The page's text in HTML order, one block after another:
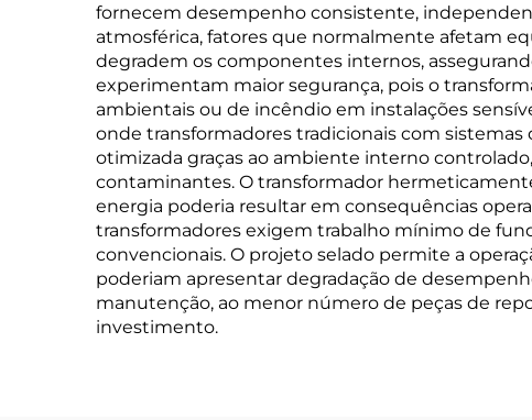
fornecem desempenho consistente,
atmosférica, fatores que normalmente afetam
degradem os componentes internos,
experimentam maior segurança, pois o
ambientais ou de incêndio em instalações
onde transformadores tradicionais com
otimizada graças ao ambiente interno
contaminantes. O transformador
energia poderia resultar em consequências
transformadores exigem trabalho mínimo de
convencionais. O projeto selado permite a
poderiam apresentar degradação de
manutenção, ao menor número de peças de
investimento.